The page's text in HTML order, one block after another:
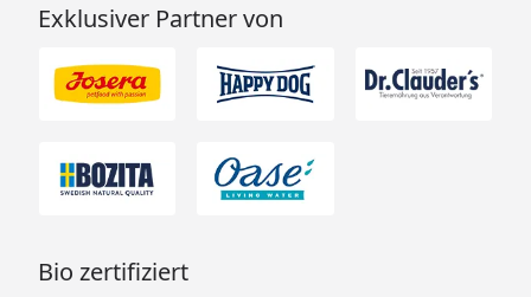
Exklusiver Partner von
Bio zertifiziert